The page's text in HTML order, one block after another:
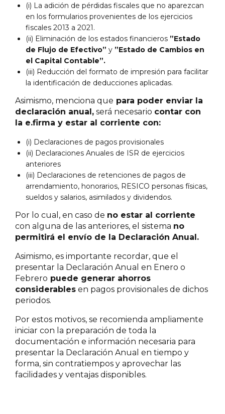
(i) La adición de pérdidas fiscales que no aparezcan
en los formularios provenientes de los ejercicios
fiscales 2013 a 2021.
(ii) Eliminación de los estados financieros ”Estado
de Flujo de Efectivo” y ”Estado de Cambios en
el Capital Contable”.
(iii) Reducción del formato de impresión para facilitar
la identificación de deducciones aplicadas.
Asimismo, menciona que para poder enviar la
declaración anual, será necesario contar con
la e.firma y estar al corriente con:
(i) Declaraciones de pagos provisionales
(ii) Declaraciones Anuales de ISR de ejercicios
anteriores
(iii) Declaraciones de retenciones de pagos de
arrendamiento, honorarios, RESICO personas físicas,
sueldos y salarios, asimilados y dividendos.
Por lo cual, en caso de no estar al corriente
con alguna de las anteriores, el sistema no
permitirá el envío de la Declaración Anual.
Asimismo, es importante recordar, que el
presentar la Declaración Anual en Enero o
Febrero puede generar ahorros
considerables en pagos provisionales de dichos
periodos.
Por estos motivos, se recomienda ampliamente
iniciar con la preparación de toda la
documentación e información necesaria para
presentar la Declaración Anual en tiempo y
forma, sin contratiempos y aprovechar las
facilidades y ventajas disponibles.